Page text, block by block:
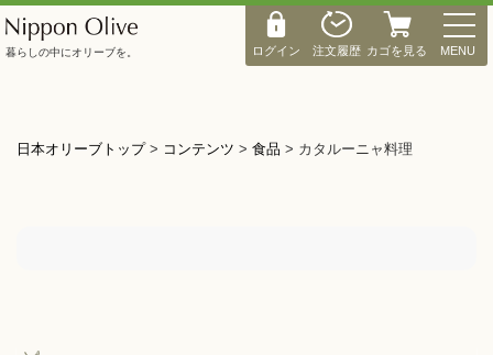
ログイン 注文履歴 カゴを見る
M
E
N
MENU
暮らしの中にオリーブを。
日本オリーブトップ> コンテンツ > 食品 > カタルーニャ料理